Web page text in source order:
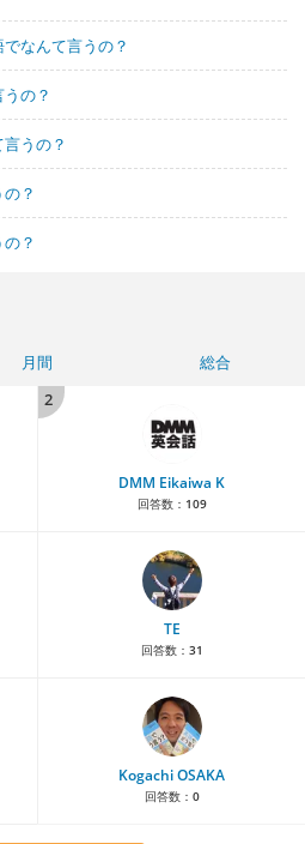
なんて言うの？
の？
うの？
？
？
月間
総合
2
DMM Eikaiwa K
回答数： 109
TE
回答数： 31
Kogachi OSAKA
回答数： 0